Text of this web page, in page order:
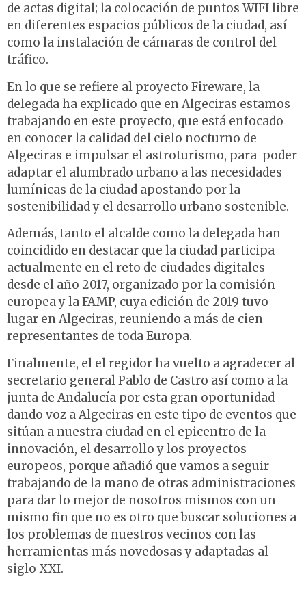
de actas digital; la colocación de puntos WIFI libre
en diferentes espacios públicos de la ciudad, así
como la instalación de cámaras de control del
tráfico.
En lo que se refiere al proyecto Fireware, la
delegada ha explicado que en Algeciras estamos
trabajando en este proyecto, que está enfocado
en conocer la calidad del cielo nocturno de
Algeciras e impulsar el astroturismo, para poder
adaptar el alumbrado urbano a las necesidades
lumínicas de la ciudad apostando por la
sostenibilidad y el desarrollo urbano sostenible.
Además, tanto el alcalde como la delegada han
coincidido en destacar que la ciudad participa
actualmente en el reto de ciudades digitales
desde el año 2017, organizado por la comisión
europea y la FAMP, cuya edición de 2019 tuvo
lugar en Algeciras, reuniendo a más de cien
representantes de toda Europa.
Finalmente, el el regidor ha vuelto a agradecer al
secretario general Pablo de Castro así como a la
junta de Andalucía por esta gran oportunidad
dando voz a Algeciras en este tipo de eventos que
sitúan a nuestra ciudad en el epicentro de la
innovación, el desarrollo y los proyectos
europeos, porque añadió que vamos a seguir
trabajando de la mano de otras administraciones
para dar lo mejor de nosotros mismos con un
mismo fin que no es otro que buscar soluciones a
los problemas de nuestros vecinos con las
herramientas más novedosas y adaptadas al
siglo XXI.